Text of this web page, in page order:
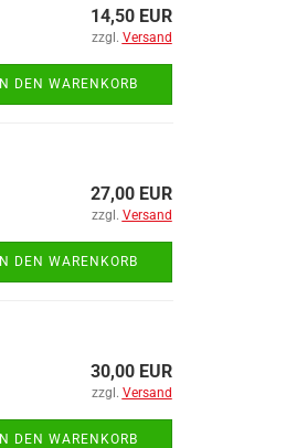
Muttern
Rohrklappstecker
Scheiben
Schrauben
Griffe anzeigen
14,50 EUR
zzgl. Versand
IN DEN WARENKORB
27,00 EUR
zzgl. Versand
IN DEN WARENKORB
30,00 EUR
zzgl. Versand
IN DEN WARENKORB